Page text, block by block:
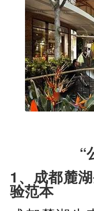
“
1、成都麓
验范本